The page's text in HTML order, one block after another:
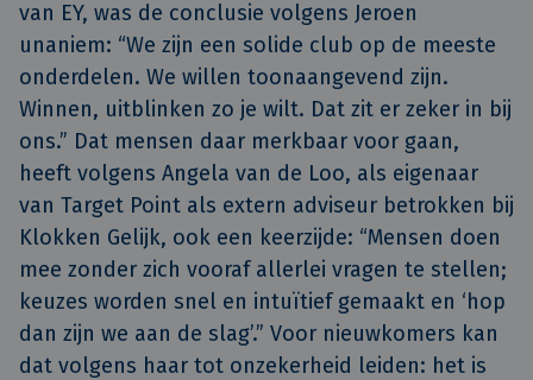
van EY, was de conclusie volgens Jeroen
unaniem: “We zijn een solide club op de meeste
onderdelen. We willen toonaangevend zijn.
Winnen, uitblinken zo je wilt. Dat zit er zeker in bij
ons.” Dat mensen daar merkbaar voor gaan,
heeft volgens Angela van de Loo, als eigenaar
van Target Point als extern adviseur betrokken bij
Klokken Gelijk, ook een keerzijde: “Mensen doen
mee zonder zich vooraf allerlei vragen te stellen;
keuzes worden snel en intuïtief gemaakt en ‘hop
dan zijn we aan de slag’.” Voor nieuwkomers kan
dat volgens haar tot onzekerheid leiden: het is